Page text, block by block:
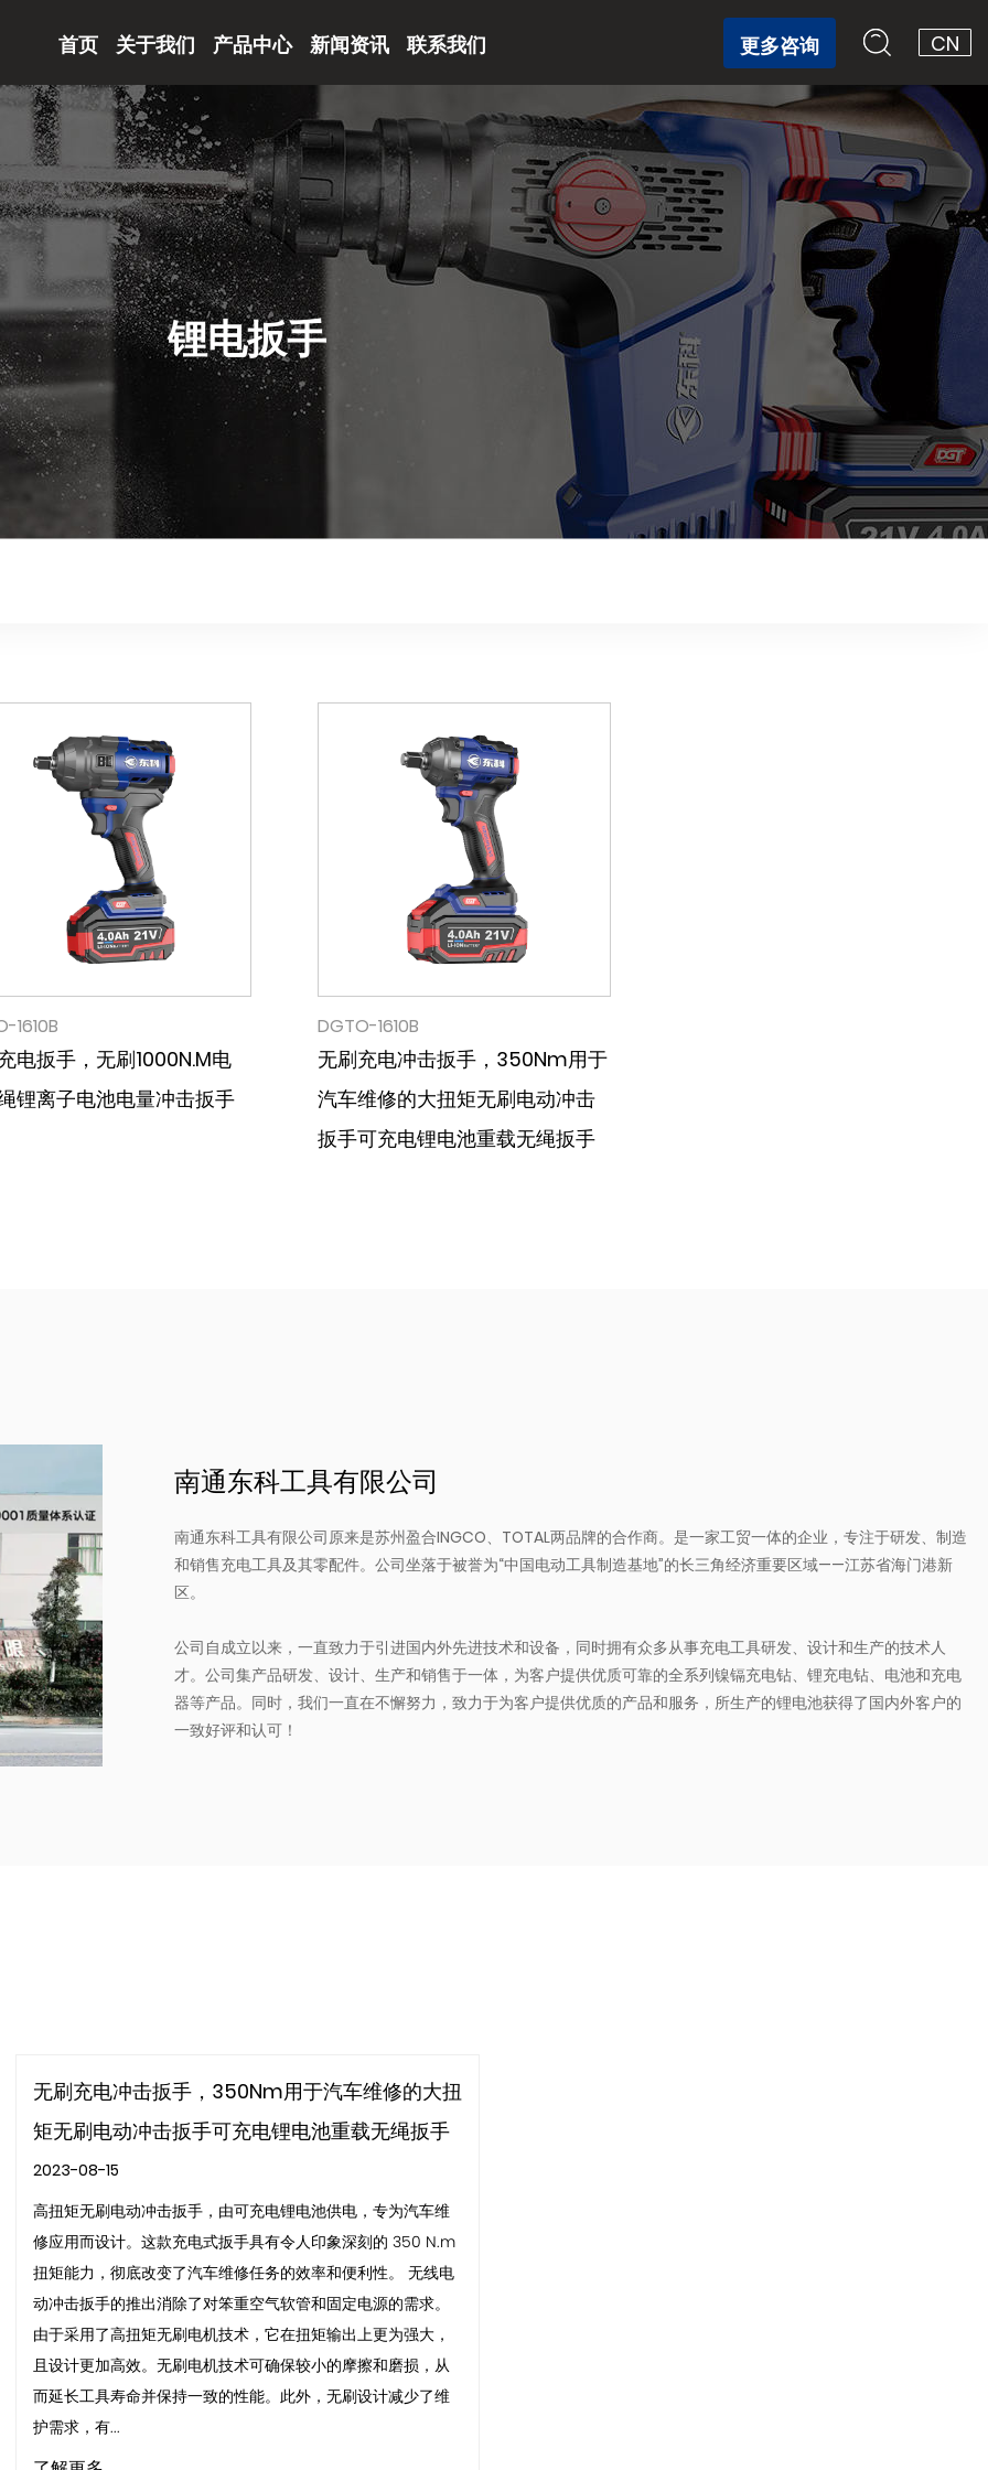
首页 关于我们 产品中心 新闻资讯 联系我们 更多咨询 CN
锂电扳手
1610B
电扳手，无刷1000N.M电
锂离子电池电量冲击扳手
DGTO-1610B
无刷充电冲击扳手，350Nm用于
汽车维修的大扭矩无刷电动冲击
扳手可充电锂电池重载无绳扳手
南通东科工具有限公司
南通东科工具有限公司原来是苏州盈合INGCO、TOTAL两品牌的合作商。是一家工贸一体的企业，专注于研发、制造
和销售充电工具及其零配件。公司坐落于被誉为“中国电动工具制造基地”的长三角经济重要区域——江苏省海门港新
区。
公司自成立以来，一直致力于引进国内外先进技术和设备，同时拥有众多从事充电工具研发、设计和生产的技术人
才。公司集产品研发、设计、生产和销售于一体，为客户提供优质可靠的全系列镍镉充电钻、锂充电钻、电池和充电
器等产品。同时，我们一直在不懈努力，致力于为客户提供优质的产品和服务，所生产的锂电池获得了国内外客户的
一致好评和认可！
无刷充电冲击扳手，350Nm用于汽车维修的大扭
矩无刷电动冲击扳手可充电锂电池重载无绳扳手
2023-08-15
高扭矩无刷电动冲击扳手，由可充电锂电池供电，专为汽车维
修应用而设计。这款充电式扳手具有令人印象深刻的 350 N.m
扭矩能力，彻底改变了汽车维修任务的效率和便利性。 无线电
动冲击扳手的推出消除了对笨重空气软管和固定电源的需求。
由于采用了高扭矩无刷电机技术，它在扭矩输出上更为强大，
且设计更加高效。无刷电机技术可确保较小的摩擦和磨损，从
而延长工具寿命并保持一致的性能。此外，无刷设计减少了维
护需求，有...